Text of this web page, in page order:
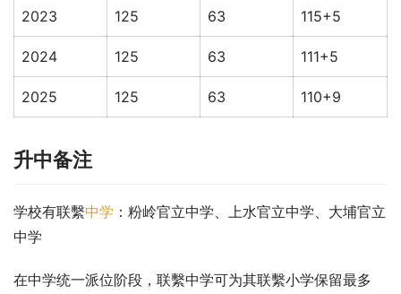
2023 125 63 115+5
2024 125 63 111+5
2025 125 63 110+9
升中备注
学校有联繫中学 ：粉岭官立中学、上水官立中学、大埔官立
中学
在中学统一派位阶段，联繫中学可为其联繫小学保留最多